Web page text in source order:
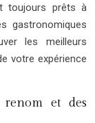
toujours prêts à
gastronomiques
les meilleurs
votre expérience
renom et des